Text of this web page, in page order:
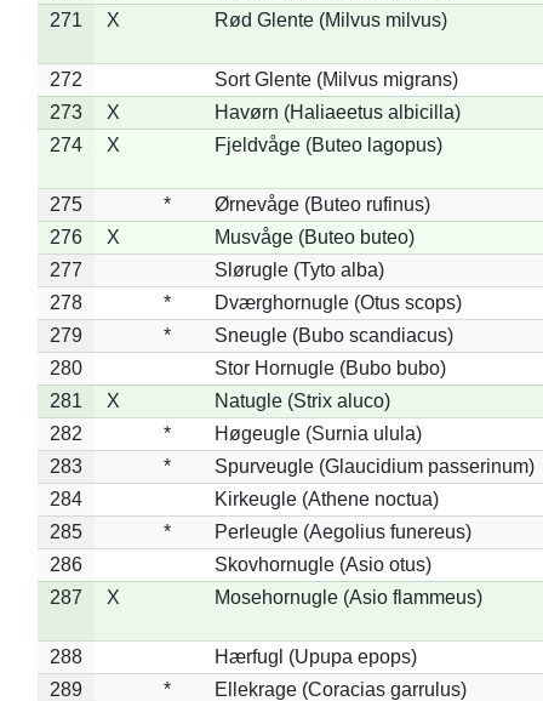
271
X Rød Glente (Milvus milvus)
272
Sort Glente (Milvus migrans)
273
X
Havørn (Haliaeetus albicilla)
274
X Fjeldvåge (Buteo lagopus)
275 *
Ørnevåge (Buteo rufinus)
276
X
Musvåge (Buteo buteo)
277
Slørugle (Tyto alba)
278
*
Dværghornugle (Otus scops)
279
*
Sneugle (Bubo scandiacus)
280
Stor Hornugle (Bubo bubo)
281
X
Natugle (Strix aluco)
282
*
Høgeugle (Surnia ulula)
283
*
Spurveugle (Glaucidium passerinum)
284
Kirkeugle (Athene noctua)
285
*
Perleugle (Aegolius funereus)
286
Skovhornugle (Asio otus)
287
X Mosehornugle (Asio flammeus)
288
Hærfugl (Upupa epops)
289
*
Ellekrage (Coracias garrulus)